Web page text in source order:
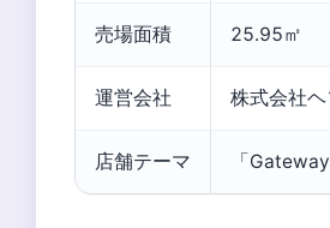
売場面積 25.95㎡
運営会社 株式会社
店舗テーマ 「